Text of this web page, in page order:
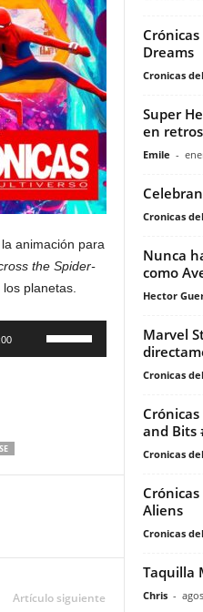
animación para
the Spider-
planetas.
Artículo siguiente
Dreams
Cronicas
Super
en
Emile -
Cronicas
Nunca
como
Hector
Marvel
Cronicas
and Bits
Cronicas
Aliens
Cronicas
Taquilla
Chris -